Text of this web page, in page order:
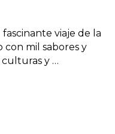
viaje de la
mil sabores y
culturas y …